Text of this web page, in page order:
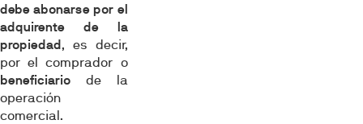
debe abonarse por el
adquirente de la
propiedad, es decir,
por el comprador o
beneficiario de la
operación
comercial.